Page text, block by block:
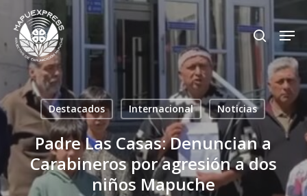
Skip
main
content
search
Destacados Internacional Noticias
Padre Las Casas: Denuncian a
Carabineros por agresión a dos
niños Mapuche
Close
Menu